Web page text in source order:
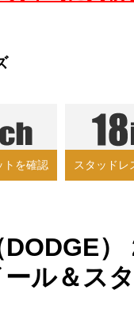
トを確認 スタッドレ
DODGE
ル＆ス